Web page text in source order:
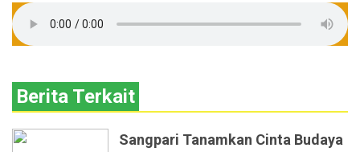
Berita Terkait
Sangpari Tanamkan Cinta Budaya